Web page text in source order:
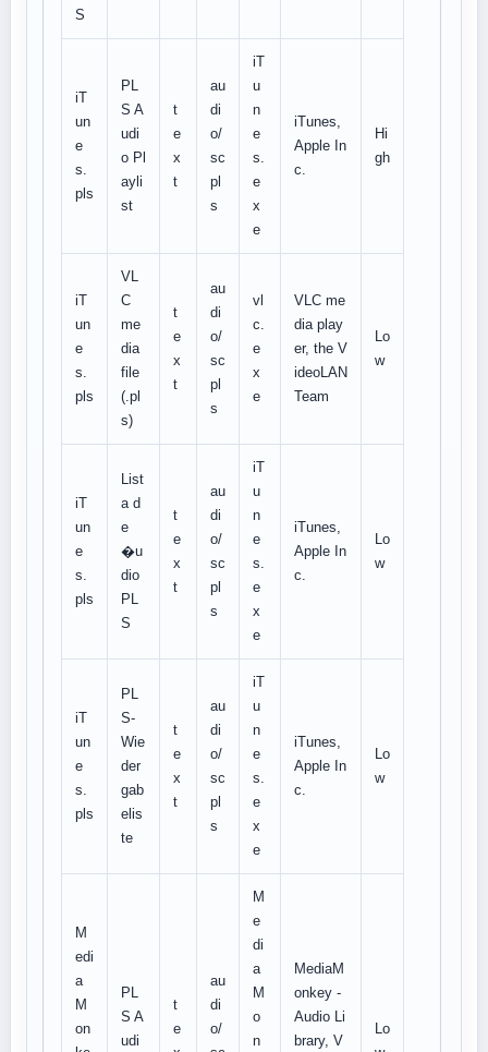
S
iT
un
e
s.
pls
PL
S A
udi
o Pl
ayli
st
t
e
x
t
au
di
o/
sc
pl
s
iT
u
n
e
s.
e
x
e
iTunes,
Apple In
c.
Hi
gh
iT
un
e
s.
pls
VL
C
me
dia
file
(.pl
s)
t
e
x
t
au
di
o/
sc
pl
s
vl
c.
e
x
e
VLC me
dia play
er, the V
ideoLAN
Team
Lo
w
iT
un
e
s.
pls
List
a d
e
�u
dio
PL
S
t
e
x
t
au
di
o/
sc
pl
s
iT
u
n
e
s.
e
x
e
iTunes,
Apple In
c.
Lo
w
iT
un
e
s.
pls
PL
S-
Wie
der
gab
elis
te
t
e
x
t
au
di
o/
sc
pl
s
iT
u
n
e
s.
e
x
e
iTunes,
Apple In
c.
Lo
w
M
edi
a
M
on
PL
S A
udi
t
e
au
di
o/
M
e
di
a
M
o
n
MediaM
onkey -
Audio Li
brary, V
Lo